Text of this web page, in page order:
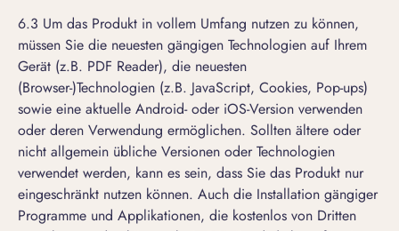
6.3 Um das Produkt in vollem Umfang nutzen zu können,
müssen Sie die neuesten gängigen Technologien auf Ihrem
Gerät (z.B. PDF Reader), die neuesten
(Browser-)Technologien (z.B. JavaScript, Cookies, Pop-ups)
sowie eine aktuelle Android- oder iOS-Version verwenden
oder deren Verwendung ermöglichen. Sollten ältere oder
nicht allgemein übliche Versionen oder Technologien
verwendet werden, kann es sein, dass Sie das Produkt nur
eingeschränkt nutzen können. Auch die Installation gängiger
Programme und Applikationen, die kostenlos von Dritten